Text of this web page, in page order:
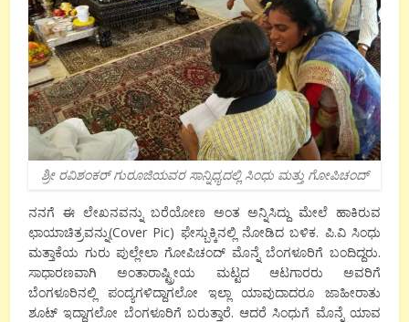
ಶ್ರೀ ರವಿಶಂಕರ್ ಗುರೂಜಿಯವರ ಸಾನ್ನಿಧ್ಯದಲ್ಲಿ ಸಿಂಧು ಮತ್ತು ಗೋಪಿಚಂದ್
ನನಗೆ ಈ ಲೇಖನವನ್ನು ಬರೆಯೋಣ ಅಂತ ಅನ್ನಿಸಿದ್ದು ಮೇಲೆ ಹಾಕಿರುವ
ಛಾಯಾಚಿತ್ರವನ್ನು(Cover Pic) ಫೇಸ್ಬುಕ್ಕಿನಲ್ಲಿ ನೋಡಿದ ಬಳಿಕ. ಪಿ.ವಿ ಸಿಂಧು
ಮತ್ತಾಕೆಯ ಗುರು ಪುಲ್ಲೇಲಾ ಗೋಪಿಚಂದ್ ಮೊನ್ನೆ ಬೆಂಗಳೂರಿಗೆ ಬಂದಿದ್ದರು.
ಸಾಧಾರಣವಾಗಿ ಅಂತಾರಾಷ್ಟ್ರೀಯ ಮಟ್ಟದ ಆಟಗಾರರು ಅವರಿಗೆ
ಬೆಂಗಳೂರಿನಲ್ಲಿ ಪಂದ್ಯಗಳಿದ್ದಾಗಲೋ ಇಲ್ಲಾ ಯಾವುದಾದರೂ ಜಾಹೀರಾತು
ಶೂಟ್ ಇದ್ದಾಗಲೋ ಬೆಂಗಳೂರಿಗೆ ಬರುತ್ತಾರೆ. ಆದರೆ ಸಿಂಧುಗೆ ಮೊನ್ನೆ ಯಾವ